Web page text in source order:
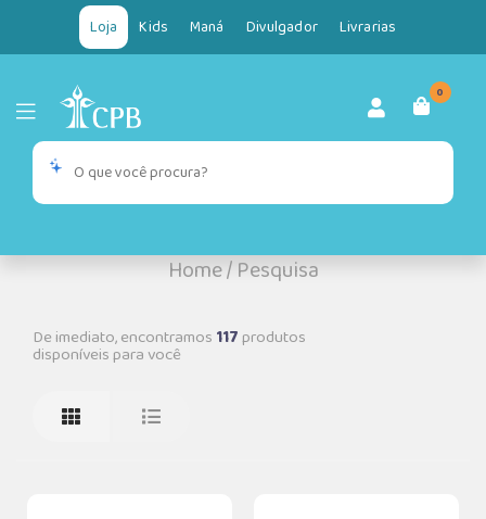
Loja Kids Maná Divulgador Livrarias
0
Home/Pesquisa
De imediato, encontramos 117produtos
disponíveis para você